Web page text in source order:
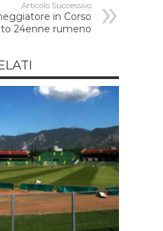
Articolo Successivo
in Corso
24enne rumeno